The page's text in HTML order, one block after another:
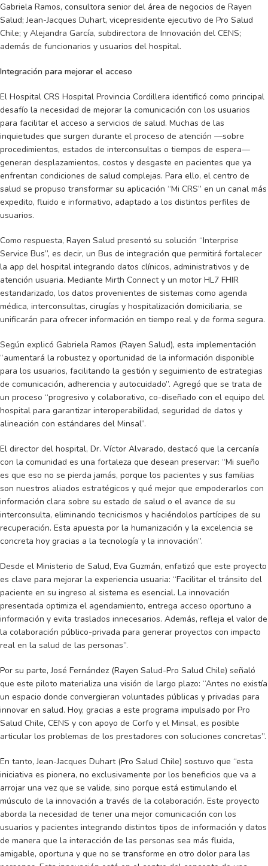
Gabriela Ramos, consultora senior del área de negocios de Rayen
Salud; Jean-Jacques Duhart, vicepresidente ejecutivo de Pro Salud
Chile; y Alejandra García, subdirectora de Innovación del CENS;
además de funcionarios y usuarios del hospital.
Integración para mejorar el acceso
El Hospital CRS Hospital Provincia Cordillera identificó como principal
desafío la necesidad de mejorar la comunicación con los usuarios
para facilitar el acceso a servicios de salud. Muchas de las
inquietudes que surgen durante el proceso de atención —sobre
procedimientos, estados de interconsultas o tiempos de espera—
generan desplazamientos, costos y desgaste en pacientes que ya
enfrentan condiciones de salud complejas. Para ello, el centro de
salud se propuso transformar su aplicación “Mi CRS” en un canal más
expedito, fluido e informativo, adaptado a los distintos perfiles de
usuarios.
Como respuesta, Rayen Salud presentó su solución “Interprise
Service Bus”, es decir, un Bus de integración que permitirá fortalecer
la app del hospital integrando datos clínicos, administrativos y de
atención usuaria. Mediante Mirth Connect y un motor HL7 FHIR
estandarizado, los datos provenientes de sistemas como agenda
médica, interconsultas, cirugías y hospitalización domiciliaria, se
unificarán para ofrecer información en tiempo real y de forma segura.
Según explicó Gabriela Ramos (Rayen Salud), esta implementación
“aumentará la robustez y oportunidad de la información disponible
para los usuarios, facilitando la gestión y seguimiento de estrategias
de comunicación, adherencia y autocuidado”. Agregó que se trata de
un proceso “progresivo y colaborativo, co-diseñado con el equipo del
hospital para garantizar interoperabilidad, seguridad de datos y
alineación con estándares del Minsal”.
El director del hospital, Dr. Víctor Alvarado, destacó que la cercanía
con la comunidad es una fortaleza que desean preservar: “Mi sueño
es que eso no se pierda jamás, porque los pacientes y sus familias
son nuestros aliados estratégicos y qué mejor que empoderarlos con
información clara sobre su estado de salud o el avance de su
interconsulta, eliminando tecnicismos y haciéndolos partícipes de su
recuperación. Esta apuesta por la humanización y la excelencia se
concreta hoy gracias a la tecnología y la innovación”.
Desde el Ministerio de Salud, Eva Guzmán, enfatizó que este proyecto
es clave para mejorar la experiencia usuaria: “Facilitar el tránsito del
paciente en su ingreso al sistema es esencial. La innovación
presentada optimiza el agendamiento, entrega acceso oportuno a
información y evita traslados innecesarios. Además, refleja el valor de
la colaboración público-privada para generar proyectos con impacto
real en la salud de las personas”.
Por su parte, José Fernández (Rayen Salud-Pro Salud Chile) señaló
que este piloto materializa una visión de largo plazo: “Antes no existía
un espacio donde convergieran voluntades públicas y privadas para
innovar en salud. Hoy, gracias a este programa impulsado por Pro
Salud Chile, CENS y con apoyo de Corfo y el Minsal, es posible
articular los problemas de los prestadores con soluciones concretas”.
En tanto, Jean-Jacques Duhart (Pro Salud Chile) sostuvo que “esta
iniciativa es pionera, no exclusivamente por los beneficios que va a
arrojar una vez que se valide, sino porque está estimulando el
músculo de la innovación a través de la colaboración. Este proyecto
aborda la necesidad de tener una mejor comunicación con los
usuarios y pacientes integrando distintos tipos de información y datos
de manera que la interacción de las personas sea más fluida,
amigable, oportuna y que no se transforme en otro dolor para las